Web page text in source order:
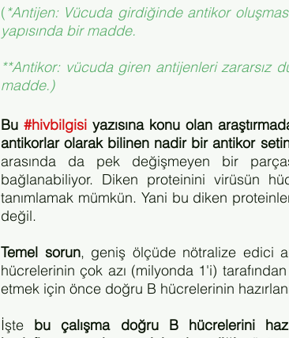
(*Antijen: Vücuda girdiğinde antikor
yapısında bir madde.
**Antikor: vücuda giren antijenleri zararsız
madde.)
Bu #hivbilgisi yazısına konu olan
antikorlar olarak bilinen nadir bir antikor
arasında da pek değişmeyen bir
bağlanabiliyor. Diken proteinini virüsün
tanımlamak mümkün. Yani bu diken
değil.
Temel sorun, geniş ölçüde nötralize edici
hücrelerinin çok azı (milyonda 1'i)
etmek için önce doğru B hücrelerinin
İşte bu çalışma doğru B hücrelerini